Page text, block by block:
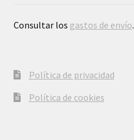
Consultar los gastos de envío.
Política de privacidad
Política de cookies